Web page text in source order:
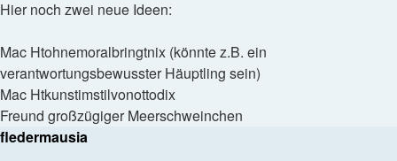
Hier noch zwei neue Ideen:
Mac Htohnemoralbringtnix (könnte z.B. ein
verantwortungsbewusster Häuptling sein)
Mac Htkunstimstilvonottodix
Freund großzügiger Meerschweinchen
fledermausia